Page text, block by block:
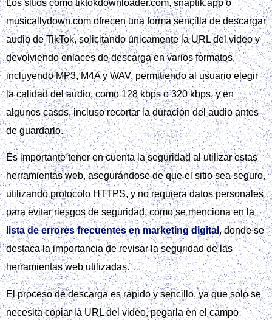
Los sitios como tiktokdownloader.com, snaptik.app o
musicallydown.com ofrecen una forma sencilla de descargar
audio de TikTok, solicitando únicamente la URL del video y
devolviendo enlaces de descarga en varios formatos,
incluyendo MP3, M4A y WAV, permitiendo al usuario elegir
la calidad del audio, como 128 kbps o 320 kbps, y en
algunos casos, incluso recortar la duración del audio antes
de guardarlo.
Es importante tener en cuenta la seguridad al utilizar estas
herramientas web, asegurándose de que el sitio sea seguro,
utilizando protocolo HTTPS, y no requiera datos personales
para evitar riesgos de seguridad, como se menciona en la
lista de errores frecuentes en marketing digital, donde se
destaca la importancia de revisar la seguridad de las
herramientas web utilizadas.
El proceso de descarga es rápido y sencillo, ya que solo se
necesita copiar la URL del video, pegarla en el campo